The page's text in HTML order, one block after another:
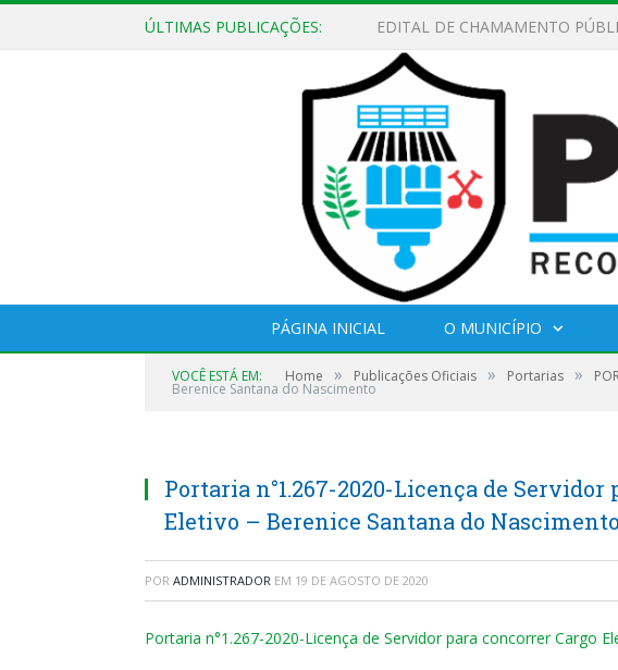
ÚLTIMAS PUBLICAÇÕES: EDITAL DE CHAMAMENTO
PÁGINA INICIAL O MUNICÍPIO
VOCÊ ESTÁ EM: Home » Publicações Oficiais » Portarias »
Berenice Santana do Nascimento
Portaria n°1.267-2020-Licença de Servidor
Eletivo – Berenice Santana do Nascimento
POR ADMINISTRADOR EM 19 DE AGOSTO DE 2020
Portaria n°1.267-2020-Licença de Servidor para concorrer Cargo